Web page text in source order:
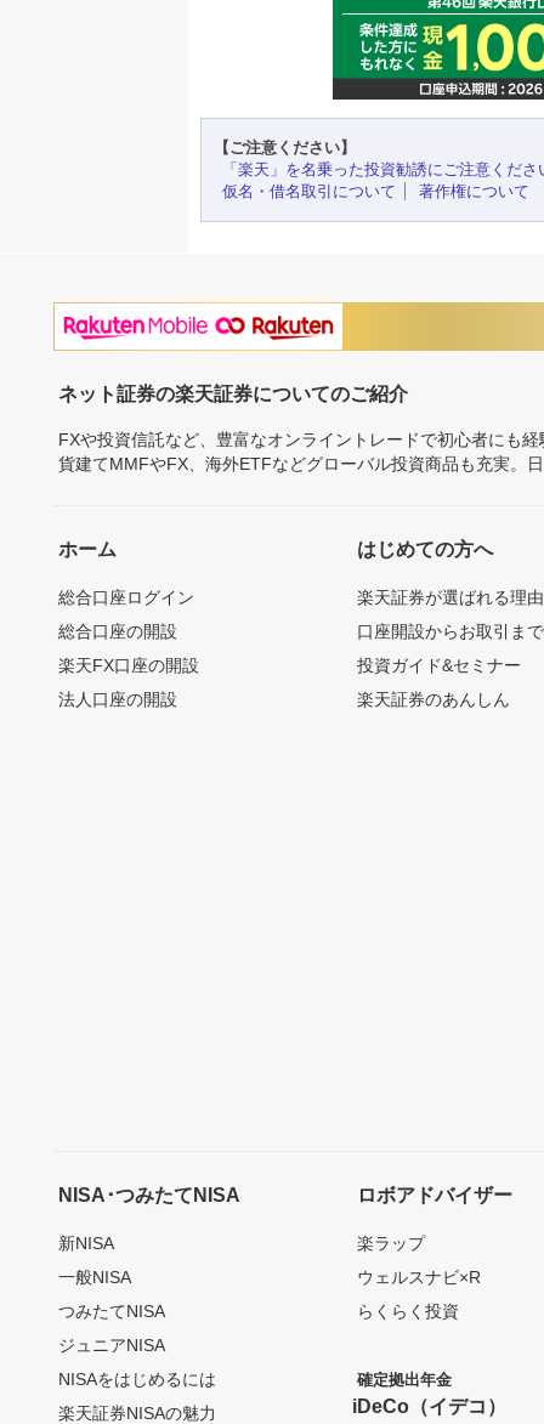
【ご注意ください】
「楽天」を名乗った投資勧誘にご注意くださ
仮名・借名取引について
著作権について
ネット証券の楽天証券についてのご紹介
FXや投資信託など、豊富なオンライントレードで初心者にも
貨建てMMFやFX、海外ETFなどグローバル投資商品も充実。
ホーム
総合口座ログイン
総合口座の開設
楽天FX口座の開設
法人口座の開設
はじめての方へ
楽天証券が選ばれる理由
口座開設からお取引ま
投資ガイド&セミナー
楽天証券のあんしん
NISA･つみたてNISA
新NISA
一般NISA
つみたてNISA
ジュニアNISA
NISAをはじめるには
楽天証券NISAの魅力
ロボアドバイザー
楽ラップ
ウェルスナビ×R
らくらく投資
確定拠出年金
iDeCo（イデコ）